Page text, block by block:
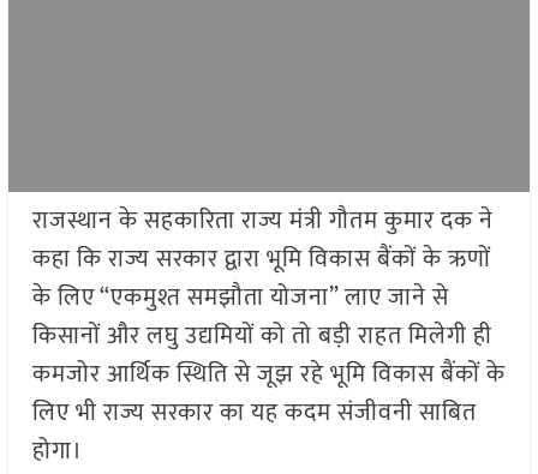
राजस्थान के सहकारिता राज्य मंत्री गौतम कुमार दक ने
कहा कि राज्य सरकार द्वारा भूमि विकास बैंकों के ऋणों
के लिए “एकमुश्त समझौता योजना” लाए जाने से
किसानों और लघु उद्यमियों को तो बड़ी राहत मिलेगी ही
कमजोर आर्थिक स्थिति से जूझ रहे भूमि विकास बैंकों के
लिए भी राज्य सरकार का यह कदम संजीवनी साबित
होगा।